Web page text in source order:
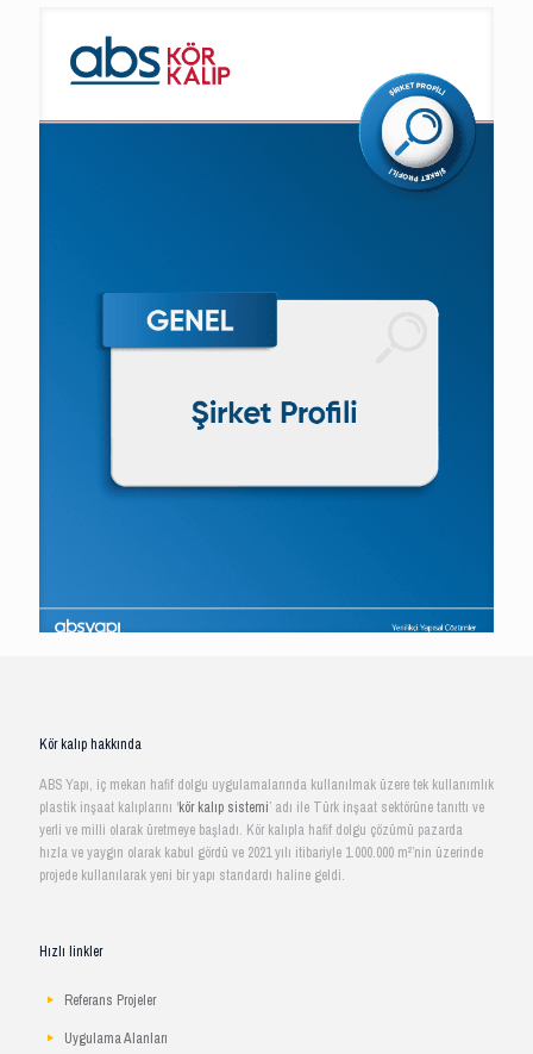
Kör kalıp hakkında
ABS Yapı, iç mekan hafif dolgu uygulamalarında kullanılmak üzere tek kullanımlık
plastik inşaat kalıplarını ‘kör kalıp sistemi’ adı ile Türk inşaat sektörüne tanıttı ve
yerli ve milli olarak üretmeye başladı. Kör kalıpla hafif dolgu çözümü pazarda
hızla ve yaygın olarak kabul gördü ve 2021 yılı itibariyle 1.000.000 m²’nin üzerinde
projede kullanılarak yeni bir yapı standardı haline geldi.
Hızlı linkler
Referans Projeler
Uygulama Alanları